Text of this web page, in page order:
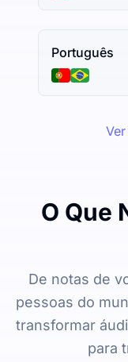
Português
O Que
De notas de
pessoas do
transformar
para